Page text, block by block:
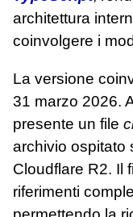
architettura
coinvolgere i
La versione
31 marzo 2026.
presente un file
archivio ospitato
Cloudflare R2. Il
riferimenti